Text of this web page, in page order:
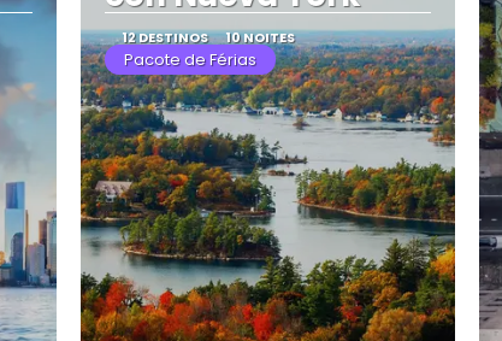
12 DESTINOS 10 NOITES
Pacote de Férias